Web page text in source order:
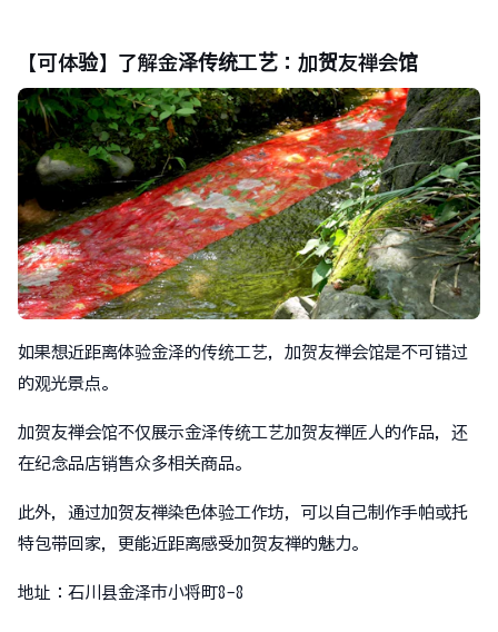
【可体验】了解金泽传统工艺：加贺友禅会馆
如果想近距离体验金泽的传统工艺，加贺友禅会馆是不可错过
的观光景点。
加贺友禅会馆不仅展示金泽传统工艺加贺友禅匠人的作品，还
在纪念品店销售众多相关商品。
此外，通过加贺友禅染色体验工作坊，可以自己制作手帕或托
特包带回家，更能近距离感受加贺友禅的魅力。
地址：石川县金泽市小将町8-8